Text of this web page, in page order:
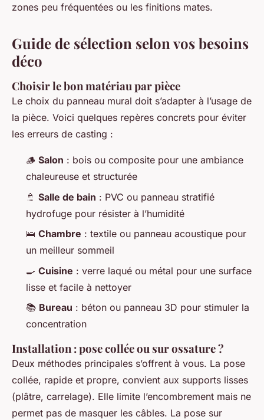
zones peu fréquentées ou les finitions mates.
Guide de sélection selon vos besoins
déco
Choisir le bon matériau par pièce
Le choix du panneau mural doit s’adapter à l’usage de
la pièce. Voici quelques repères concrets pour éviter
les erreurs de casting :
🪵 Salon : bois ou composite pour une ambiance
chaleureuse et structurée
🚿 Salle de bain : PVC ou panneau stratifié
hydrofuge pour résister à l’humidité
🛌 Chambre : textile ou panneau acoustique pour
un meilleur sommeil
🍳 Cuisine : verre laqué ou métal pour une surface
lisse et facile à nettoyer
📚 Bureau : béton ou panneau 3D pour stimuler la
concentration
Installation : pose collée ou sur ossature ?
Deux méthodes principales s’offrent à vous. La pose
collée, rapide et propre, convient aux supports lisses
(plâtre, carrelage). Elle limite l’encombrement mais ne
permet pas de masquer les câbles. La pose sur